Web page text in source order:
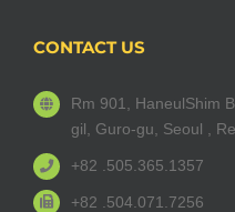
CONTACT US
Rm 901, HaneulShim
gil, Guro-gu, Seoul ,
+82 .505.365.1357
+82 .504.071.7256